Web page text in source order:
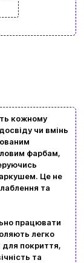
кожному
чи вмінь
фарбам,
Це не
та
працювати
легко
для покриття,
та